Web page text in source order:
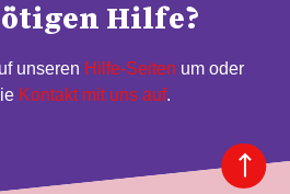
Hilfe?
unseren Hilfe-Seiten um oder
Kontakt mit uns auf.